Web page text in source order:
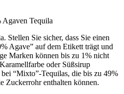
Agaven Tequila
Stellen Sie sicher, dass Sie einen
Agave” auf dem Etikett trägt und
Marken können bis zu 1% nicht
oder Süßsirup
“Mixto”-Tequilas, die bis zu 49%
Zuckerrohr enthalten können.